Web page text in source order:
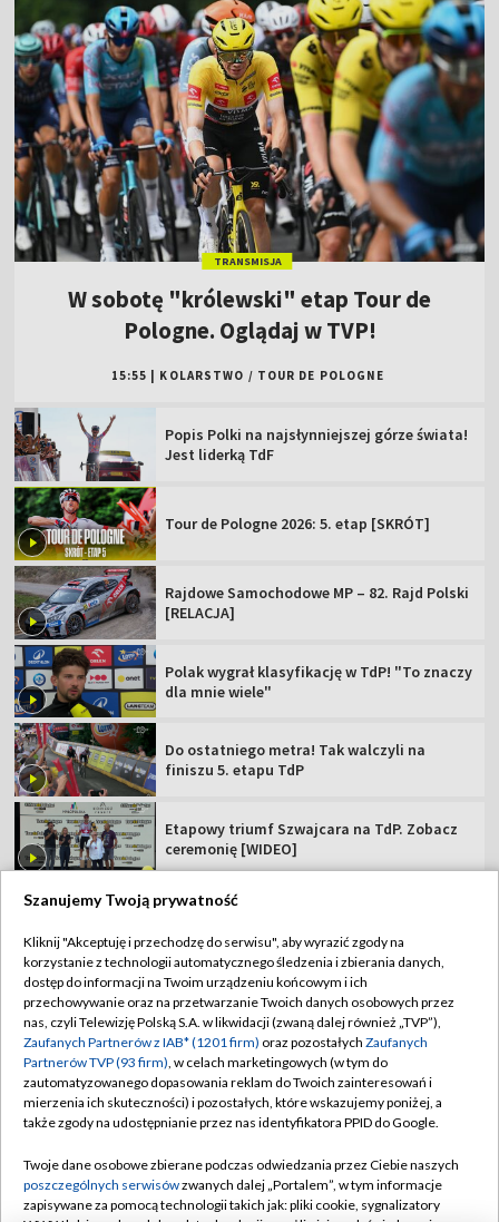
TRANSMISJA
W sobotę "królewski" etap Tour de
Pologne. Oglądaj w TVP!
15:55 KOLARSTWO / TOUR DE POLOGNE
Popis Polki na najsłynniejszej górze świata!
Jest liderką TdF
Tour de Pologne 2026: 5. etap [SKRÓT]
Rajdowe Samochodowe MP – 82. Rajd Polski
[RELACJA]
Polak wygrał klasyfikację w TdP! "To znaczy
dla mnie wiele"
Do ostatniego metra! Tak walczyli na
finiszu 5. etapu TdP
Etapowy triumf Szwajcara na TdP. Zobacz
ceremonię [WIDEO]
TVP
Abonament TVP
Sklep TVP
Biuro Reklamy
Oferta Handlowa
Emisja w TVP
Rada Programowa
Regulamin TVP
Polityka prywatności
Moje zgody
Biuro reklamy
Kanały
Szanujemy Twoją prywatność
Kliknij "Akceptuję i przechodzę do serwisu", aby wyrazić zgody na
korzystanie z technologii automatycznego śledzenia i zbierania danych,
dostęp do informacji na Twoim urządzeniu końcowym i ich
przechowywanie oraz na przetwarzanie Twoich danych osobowych przez
nas, czyli Telewizję Polską S.A. w likwidacji (zwaną dalej również „TVP”),
Zaufanych Partnerów z IAB* (1201 firm) oraz pozostałych Zaufanych
Partnerów TVP (93 firm), w celach marketingowych (w tym do
zautomatyzowanego dopasowania reklam do Twoich zainteresowań i
mierzenia ich skuteczności) i pozostałych, które wskazujemy poniżej, a
także zgody na udostępnianie przez nas identyfikatora PPID do Google.
Twoje dane osobowe zbierane podczas odwiedzania przez Ciebie naszych
poszczególnych serwisówzwanych dalej „Portalem”, w tym informacje
zapisywane za pomocą technologii takich jak: pliki cookie, sygnalizatory